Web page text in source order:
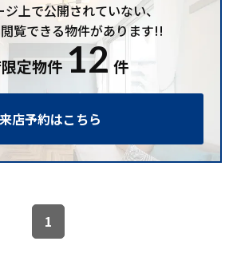
上で公開されていない、
覧できる物件があります!!
定物件12件
来店予約はこちら
1